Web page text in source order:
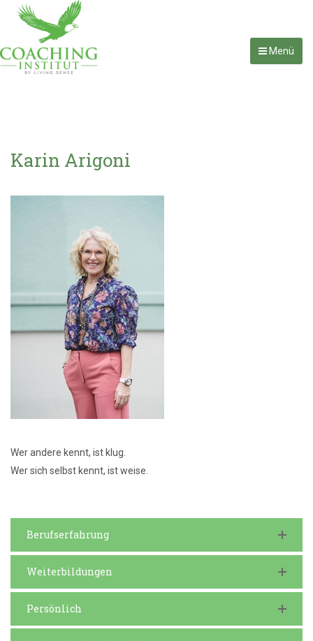
Menü
Karin Arigoni
Wer andere kennt, ist klug.
Wer sich selbst kennt, ist weise.
Berufserfahrung
Weiterbildungen
Persönlich